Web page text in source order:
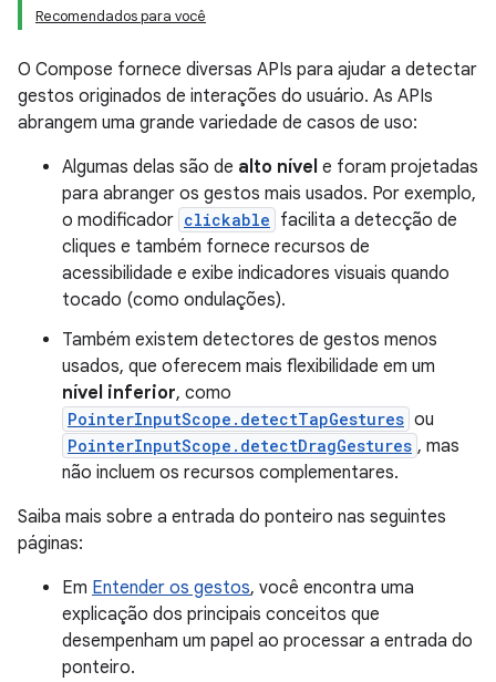
Recomendados para você
O Compose fornece diversas APIs para ajudar a detectar
gestos originados de interações do usuário. As APIs
abrangem uma grande variedade de casos de uso:
Algumas delas são de alto nível e foram projetadas
para abranger os gestos mais usados. Por exemplo,
o modificador clickable facilita a detecção de
cliques e também fornece recursos de
acessibilidade e exibe indicadores visuais quando
tocado (como ondulações).
Também existem detectores de gestos menos
usados, que oferecem mais flexibilidade em um
nível inferior, como
PointerInputScope.detectTapGestures ou
PointerInputScope.detectDragGestures , mas
não incluem os recursos complementares.
Saiba mais sobre a entrada do ponteiro nas seguintes
páginas:
Em Entender os gestos, você encontra uma
explicação dos principais conceitos que
desempenham um papel ao processar a entrada do
ponteiro.